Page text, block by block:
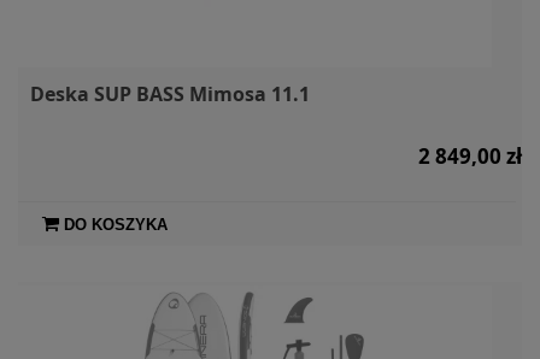
Deska SUP BASS Mimosa 11.1
2 849,00 zł
DO KOSZYKA